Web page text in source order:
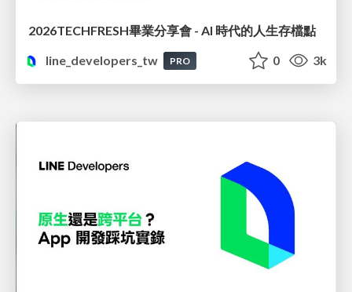
2026TECHFRESH畢業分享會 - AI 時代的人生存檔點
line_developers_tw
PRO 0 3k